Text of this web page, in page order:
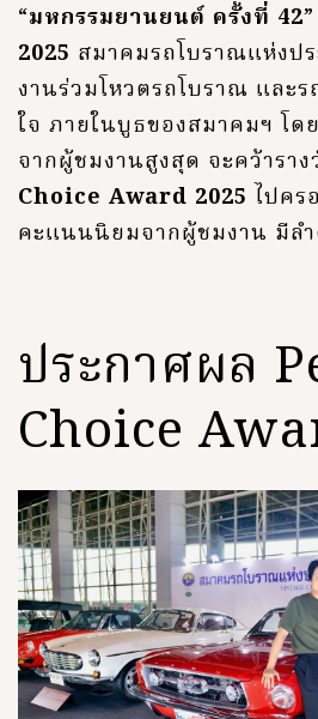
“มหกรรมยานยนต์ ครั้งที่ 42
2025 สมาคมรถโบราณแห่งป
งานร่วมโหวตรถโบราณ และ
ใจ ภายในบูธของสมาคมฯ โ
จากผู้ชมงานสูงสุด จะคว้าราง
Choice Award 2025 ไปคร
คะแนนนิยมจากผู้ชมงาน มีล
ประกาศผล
Choice